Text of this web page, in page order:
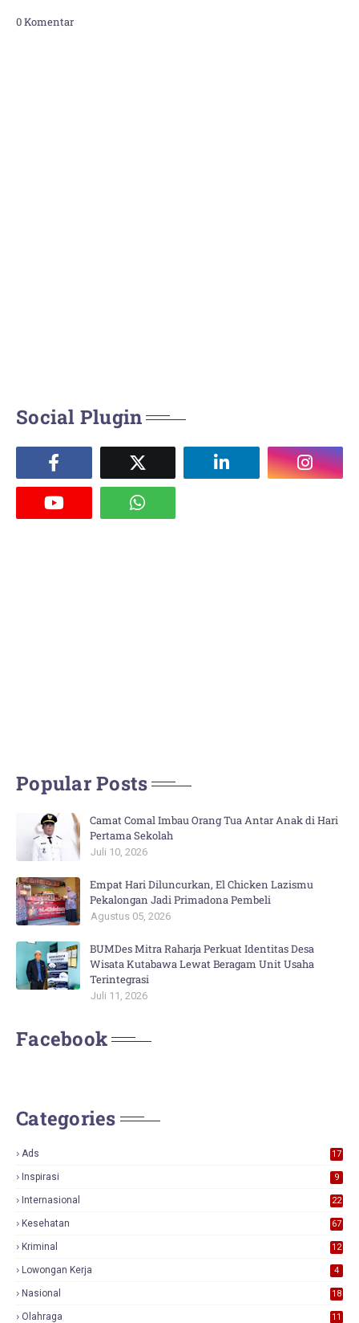
0 Komentar
Social Plugin
Popular Posts
Camat Comal Imbau Orang Tua Antar Anak di Hari
Pertama Sekolah
Juli 10, 2026
Empat Hari Diluncurkan, El Chicken Lazismu
Pekalongan Jadi Primadona Pembeli
Agustus 05, 2026
BUMDes Mitra Raharja Perkuat Identitas Desa
Wisata Kutabawa Lewat Beragam Unit Usaha
Terintegrasi
Juli 11, 2026
Facebook
Categories
Ads
17
Inspirasi 9
Internasional 22
Kesehatan 67
Kriminal 12
Lowongan Kerja 4
Nasional
18
Olahraga 11